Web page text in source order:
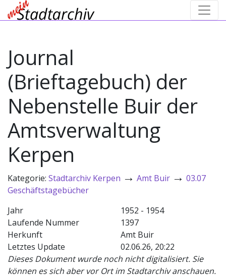
Journal
(Brieftagebuch) der
Nebenstelle Buir der
Amtsverwaltung
Kerpen
Kategorie: Stadtarchiv Kerpen → Amt Buir → 03.07
Geschäftstagebücher
Jahr
1952 - 1954
Laufende Nummer
1397
Herkunft
Amt Buir
Letztes Update
02.06.26, 20:22
Dieses Dokument wurde noch nicht digitalisiert. Sie
können es sich aber vor Ort im Stadtarchiv anschauen.